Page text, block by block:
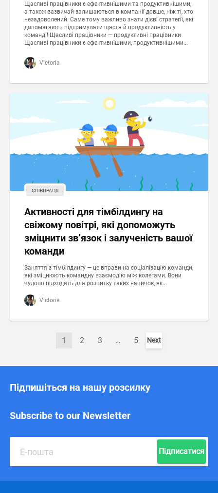
Щасливі працівники є ефективнішими та продуктивнішими,
а також зазвичай залишаються в компанії довше, ніж ті, хто
незадоволений. Саме тому важливо знати дієві стратегії, які
допомагають підтримувати щастя й продуктивність у
команді! Щасливі працівники — продуктивні працівники
Щасливі працівники є ефективнішими, продуктивнішими...
Victoria
СПІВПРАЦЯ
Активності для тімбілдингу на
свіжому повітрі, які допоможуть
зміцнити зв’язок і залученість вашої
команди
Заняття з тімбілдингу — це вправи на соціалізацію команди,
які зміцнюють командну взаємодію між колегами. Вони
чудово підходять для розвитку таких навичок, як...
Victoria
1 2 3 … 5 Next
Підпишіться на нашу розсилку
Subscribe to our Newsletter
Підписатися